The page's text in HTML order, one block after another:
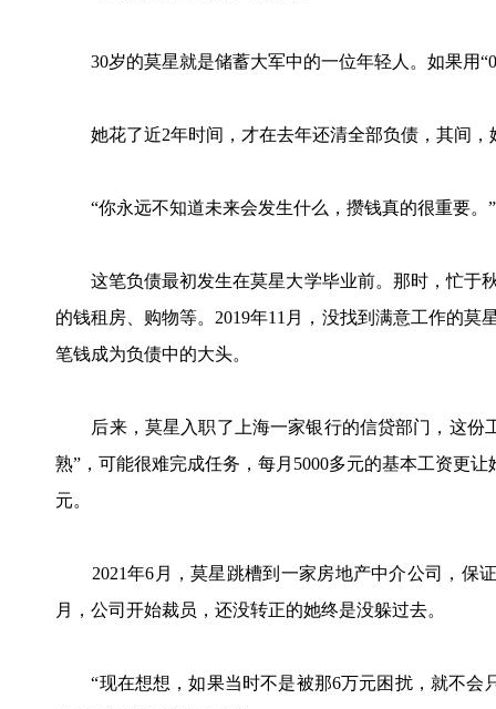
30岁的莫星就是储蓄大军中的一位年轻人。如果用
她花了近2年时间，才在去年还清全部负债，其间，
“你永远不知道未来会发生什么，攒钱真的很重要。
这笔负债最初发生在莫星大学毕业前。那时，忙于秋
的钱租房、购物等。2019年11月，没找到满意工作的莫
笔钱成为负债中的大头。
后来，莫星入职了上海一家银行的信贷部门，这份
熟”，可能很难完成任务，每月5000多元的基本工资更
元。
2021年6月，莫星跳槽到一家房地产中介公司，保
月，公司开始裁员，还没转正的她终是没躲过去。
“现在想想，如果当时不是被那6万元困扰，就不会